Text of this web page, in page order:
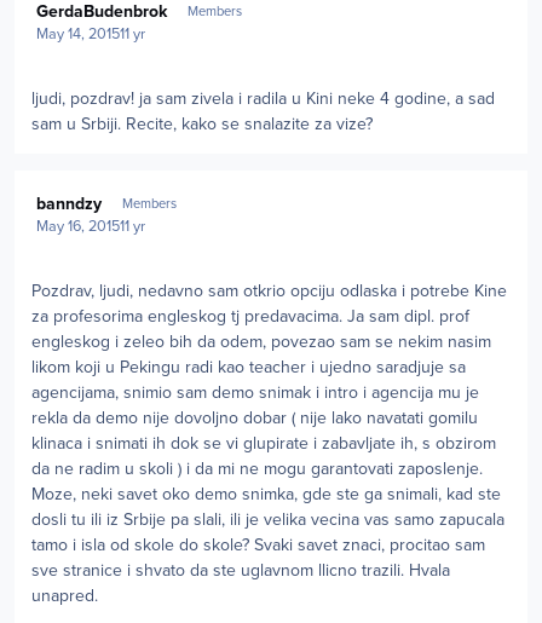
GerdaBudenbrok Members
May 14, 201511 yr
ljudi, pozdrav! ja sam zivela i radila u Kini neke 4 godine, a sad
sam u Srbiji. Recite, kako se snalazite za vize?
banndzy Members
May 16, 201511 yr
Pozdrav, ljudi, nedavno sam otkrio opciju odlaska i potrebe Kine
za profesorima engleskog tj predavacima. Ja sam dipl. prof
engleskog i zeleo bih da odem, povezao sam se nekim nasim
likom koji u Pekingu radi kao teacher i ujedno saradjuje sa
agencijama, snimio sam demo snimak i intro i agencija mu je
rekla da demo nije dovoljno dobar ( nije lako navatati gomilu
klinaca i snimati ih dok se vi glupirate i zabavljate ih, s obzirom
da ne radim u skoli ) i da mi ne mogu garantovati zaposlenje.
Moze, neki savet oko demo snimka, gde ste ga snimali, kad ste
dosli tu ili iz Srbije pa slali, ili je velika vecina vas samo zapucala
tamo i isla od skole do skole? Svaki savet znaci, procitao sam
sve stranice i shvato da ste uglavnom llicno trazili. Hvala
unapred.